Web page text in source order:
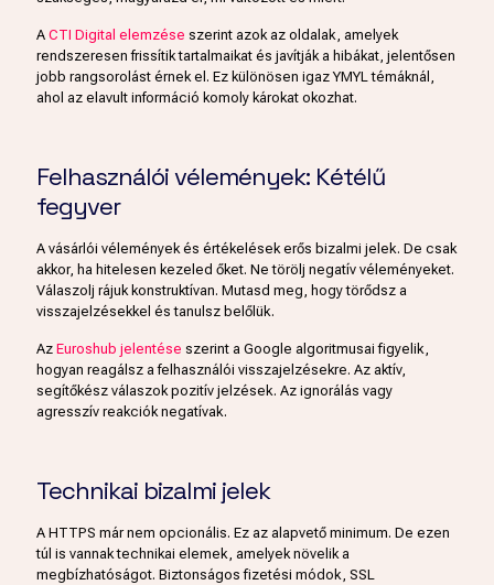
A CTI Digital elemzése szerint azok az oldalak, amelyek
rendszeresen frissítik tartalmaikat és javítják a hibákat, jelentősen
jobb rangsorolást érnek el. Ez különösen igaz YMYL témáknál,
ahol az elavult információ komoly károkat okozhat.
Felhasználói vélemények: Kétélű
fegyver
A vásárlói vélemények és értékelések erős bizalmi jelek. De csak
akkor, ha hitelesen kezeled őket. Ne törölj negatív véleményeket.
Válaszolj rájuk konstruktívan. Mutasd meg, hogy törődsz a
visszajelzésekkel és tanulsz belőlük.
Az Euroshub jelentése szerint a Google algoritmusai figyelik,
hogyan reagálsz a felhasználói visszajelzésekre. Az aktív,
segítőkész válaszok pozitív jelzések. Az ignorálás vagy
agresszív reakciók negatívak.
Technikai bizalmi jelek
A HTTPS már nem opcionális. Ez az alapvető minimum. De ezen
túl is vannak technikai elemek, amelyek növelik a
megbízhatóságot. Biztonságos fizetési módok, SSL